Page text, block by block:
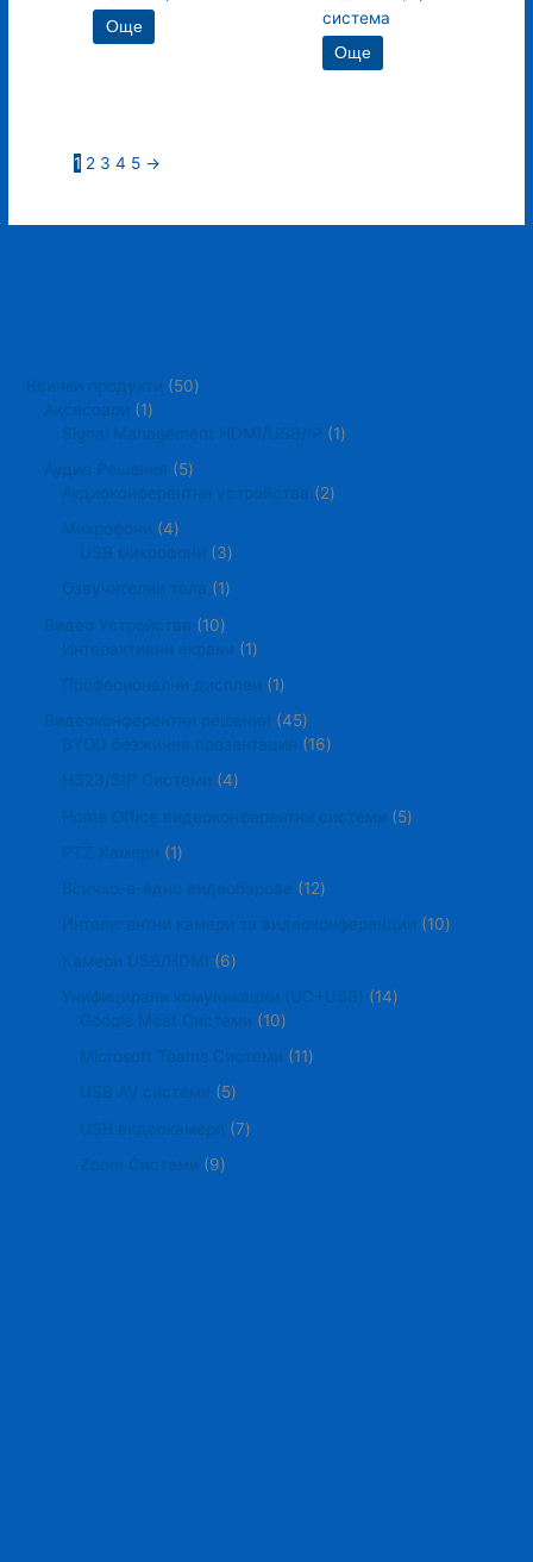
Всички продукти
50
Аксесоари
1
Signal Management HDMI/USB/IP
1
Аудио Решения
5
Аудиоконферентни устройства
2
Микрофони
4
USB микрофони
3
Озвучителни тела
1
Видео Устройства
10
Интерактивни екрани
1
Професионални дисплеи
1
Видеоконферентни решения
45
BYOD безжична презентация
16
H323/SIP Системи
4
Home Office видеоконферентни системи
5
PTZ Камери
1
Всичко-в-едно видеобарове
12
Интелигентни камери за видеоконференции
10
Камери USB/HDMI
6
Унифицирани комуникации (UC+USB)
14
Google Meet Системи
10
Microsoft Teams Системи
11
USB AV системи
5
USB видеокамери
7
Zoom Системи
9
Още
система
Още
1 2 3 4 5 →